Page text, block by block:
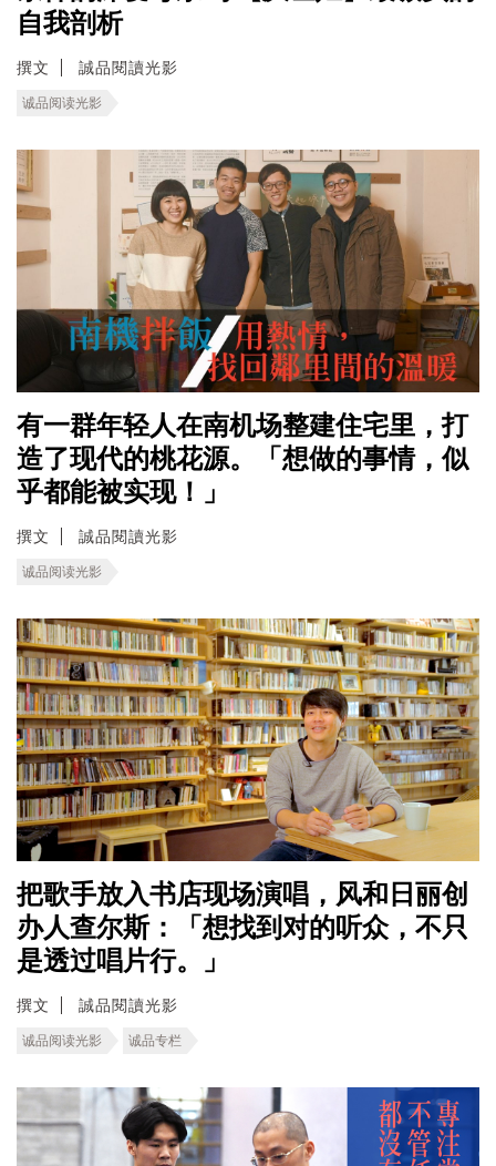
自我剖析
撰文 誠品閱讀光影
诚品阅读光影
有一群年轻人在南机场整建住宅里，打
造了现代的桃花源。「想做的事情，似
乎都能被实现！」
撰文 誠品閱讀光影
诚品阅读光影
把歌手放入书店现场演唱，风和日丽创
办人查尔斯：「想找到对的听众，不只
是透过唱片行。」
撰文 誠品閱讀光影
诚品阅读光影 诚品专栏